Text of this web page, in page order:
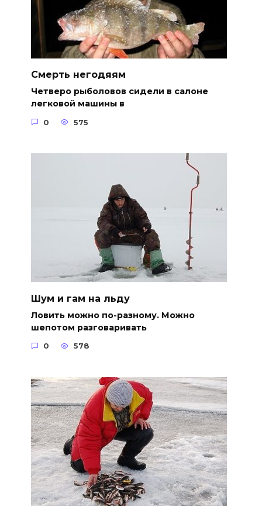
Смерть негодяям
Четверо рыболовов сидели в салоне
легковой машины в
0 575
Шум и гам на льду
Ловить можно по-разному. Можно
шепотом разговаривать
0 578